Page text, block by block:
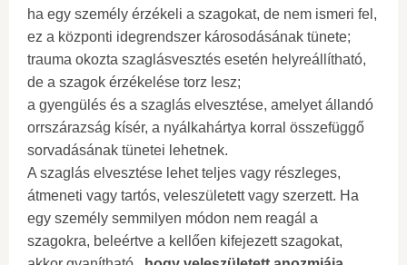
ha egy személy érzékeli a szagokat, de nem ismeri fel,
ez a központi idegrendszer károsodásának tünete;
trauma okozta szaglásvesztés esetén helyreállítható,
de a szagok érzékelése torz lesz;
a gyengülés és a szaglás elvesztése, amelyet állandó
orrszárazság kísér, a nyálkahártya korral összefüggő
sorvadásának tünetei lehetnek.
A szaglás elvesztése lehet teljes vagy részleges,
átmeneti vagy tartós, veleszületett vagy szerzett. Ha
egy személy semmilyen módon nem reagál a
szagokra, beleértve a kellően kifejezett szagokat,